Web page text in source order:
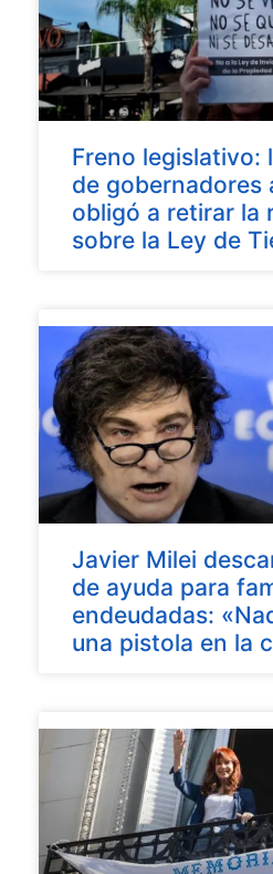
Freno legislativo:
de gobernadores
obligó a retirar la
sobre la Ley de
Javier Milei
de ayuda para
endeudadas:
una pistola en la